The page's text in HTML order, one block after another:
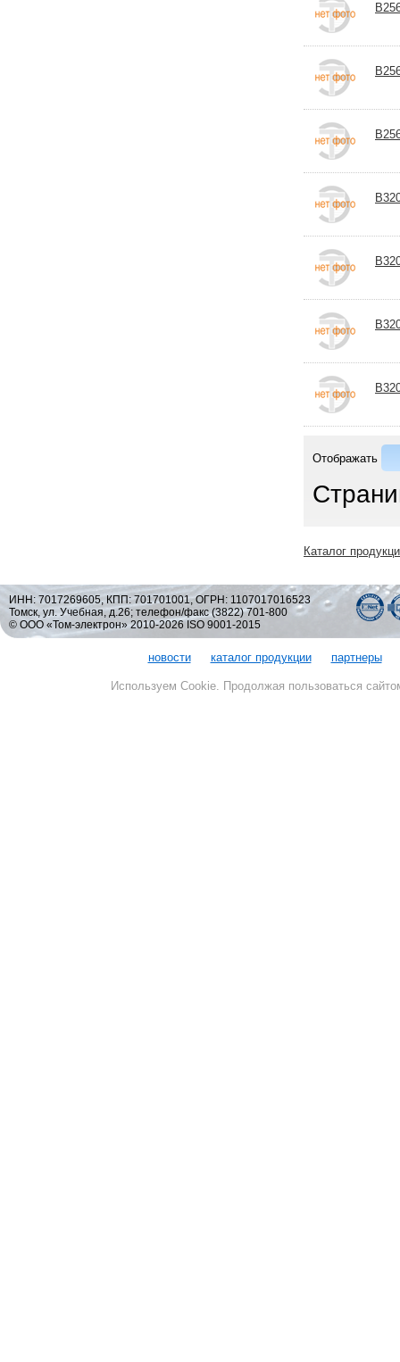
Отображать
Каталог
ИНН: 7017269605, КПП: 701701001, ОГРН: 1107017016523
Томск, ул. Учебная, д.26; телефон/факс (3822) 701-800
© ООО «Том-электрон» 2010-2026 ISO 9001-2015
новости каталог продукции партнеры
Используем Cookie. Продолжая пользоваться